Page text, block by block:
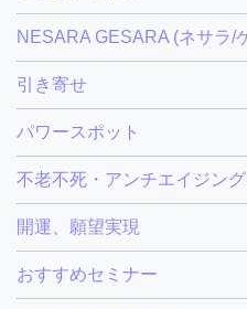
NESARA GESARA (ネサラ/
引き寄せ
パワースポット
不老不死・アンチエイジング
開運、願望実現
おすすめセミナー